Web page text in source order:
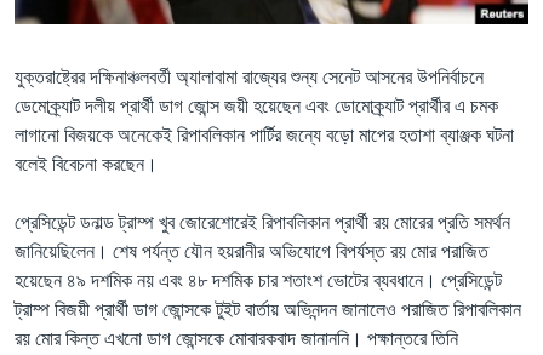
FOLLOW US
অন্য ভাষায় ওয়েব সাইট
যুক্তরাষ্ট্রের দক্ষিনাঞ্চলবর্তী অ্যালাবামা রাজ্যের শুন্য সেনেট আসনের উপনির্বাচনে
ডেমোক্র্যাট দলীয় প্রার্থী ডাগ জোন্স জয়ী হয়েছেন এবং ডোমোক্র্যাট প্রার্থীর এ চমক
লাগানো বিজয়কে অনেকেই রিপাবলিকান পার্টির জন্যে বড়ো মাপের হতাশা ব্যাঞ্জক ঘটনা
বলেই বিবেচনা করছেন।
প্রেসিডেন্ট ডনাল্ড ট্রাম্প খুব জোরেশোরেই রিপাবলিকান প্রার্থী রয় মোরের প্রতি সমর্থন
জানিয়েছিলেন। শেষ পর্যন্ত যৌন হয়রানীর অভিযোগে বিপর্যস্ত রয় মোর পরাজিত
হয়েছেন ৪৯ দশমিক নয় এবং ৪৮ দশমিক চার শতাংশ ভোটের ব্যবধানে। প্রেসিডেন্ট
ট্রাম্প বিজয়ী প্রার্থী ডাগ জোন্সকে টুইট বার্তায় অভিনন্দন জানালেও পরাজিত রিপাবলিকান
রয় মোর কিন্ত এখনো ডাগ জোন্সকে মোবারকবাদ জানাননি। পক্ষান্তরে তিনি